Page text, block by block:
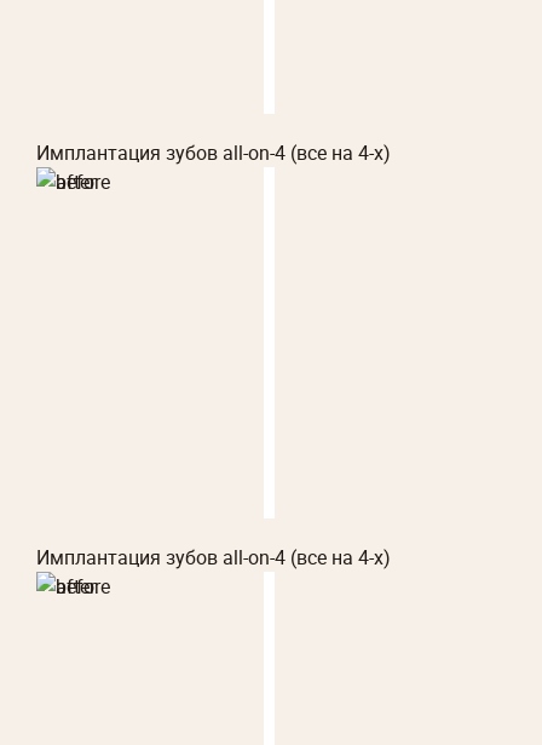
Имплантация зубов all-on-4 (все на 4-х)
Имплантация зубов all-on-4 (все на 4-х)